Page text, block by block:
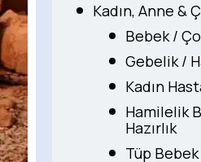
Kadın, Anne &
Bebek /
Gebelik /
Kadın
Hamilelik
Hazırlık
Tüp Bebek